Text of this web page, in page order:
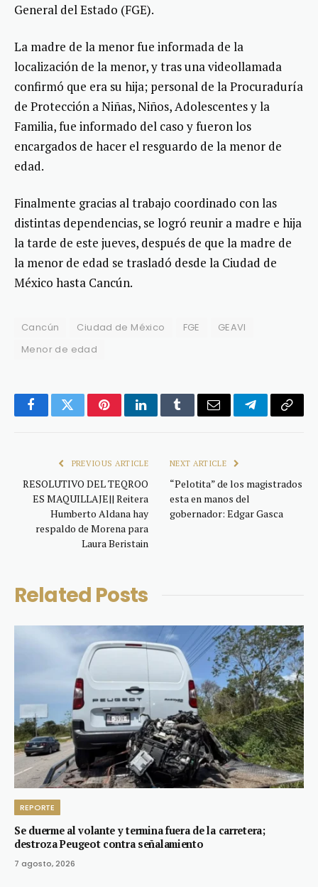
General del Estado (FGE).
La madre de la menor fue informada de la
localización de la menor, y tras una videollamada
confirmó que era su hija; personal de la Procuraduría
de Protección a Niñas, Niños, Adolescentes y la
Familia, fue informado del caso y fueron los
encargados de hacer el resguardo de la menor de
edad.
Finalmente gracias al trabajo coordinado con las
distintas dependencias, se logró reunir a madre e hija
la tarde de este jueves, después de que la madre de
la menor de edad se trasladó desde la Ciudad de
México hasta Cancún.
Cancún Ciudad de México FGE
GEAVI
Menor de edad
FacebookTwitterPinterestLinkedInTumblrEmail TelegramCopy
PREVIOUS ARTICLE
RESOLUTIVO DEL TEQROO
ES MAQUILLAJE|| Reitera
Humberto Aldana hay
respaldo de Morena para
Laura Beristain
NEXT ARTICLE
“Pelotita” de los magistrados
esta en manos del
gobernador: Edgar Gasca
Related Posts
REPORTE
Se duerme al volante y termina fuera de la carretera;
destroza Peugeot contra señalamiento
7 agosto, 2026